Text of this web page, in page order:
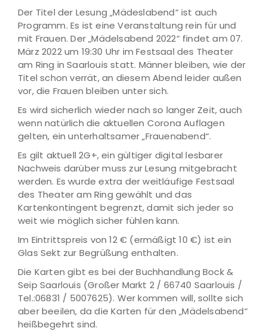
Der Titel der Lesung „Mädeslabend“ ist auch
Programm. Es ist eine Veranstaltung rein für und
mit Frauen. Der „Mädelsabend 2022“ findet am 07.
März 2022 um 19:30 Uhr im Festsaal des Theater
am Ring in Saarlouis statt. Männer bleiben, wie der
Titel schon verrät, an diesem Abend leider außen
vor, die Frauen bleiben unter sich.
Es wird sicherlich wieder nach so langer Zeit, auch
wenn natürlich die aktuellen Corona Auflagen
gelten, ein unterhaltsamer „Frauenabend“.
Es gilt aktuell 2G+, ein gültiger digital lesbarer
Nachweis darüber muss zur Lesung mitgebracht
werden. Es wurde extra der weitläufige Festsaal
des Theater am Ring gewählt und das
Kartenkontingent begrenzt, damit sich jeder so
weit wie möglich sicher fühlen kann.
Im Eintrittspreis von 12 € (ermäßigt 10 €) ist ein
Glas Sekt zur Begrüßung enthalten.
Die Karten gibt es bei der Buchhandlung Bock &
Seip Saarlouis (Großer Markt 2 / 66740 Saarlouis /
Tel.:06831 / 5007625). Wer kommen will, sollte sich
aber beeilen, da die Karten für den „Mädelsabend“
heißbegehrt sind.